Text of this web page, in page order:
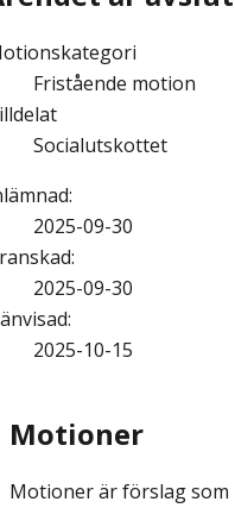
Fristående motion
Socialutskottet
:
2025-09-30
:
2025-09-30
:
2025-10-15
Motioner
Motioner är förslag